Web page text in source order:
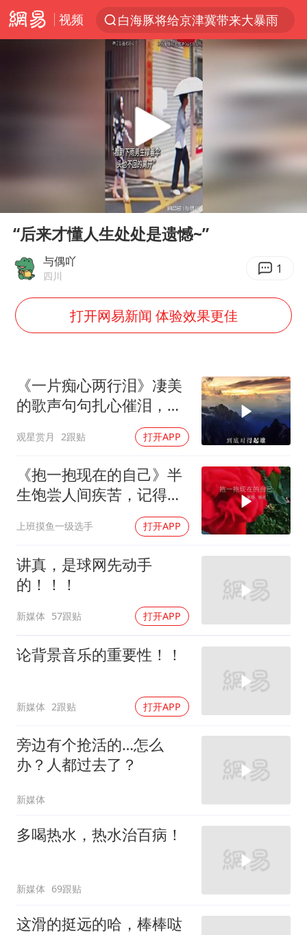
视频
白海豚将给京津冀带来大暴雨
上半年我国经营主体结构持续优化
杭州机场已取消航班388架次
中国籍豪华游艇富商之子在泰国被杀
王艺迪无缘横滨赛决赛
《披荆斩棘2026》阵容官宣
中国第1高楼阻尼器摆动明显
2025年小学教师减少13.19万
女子发现前夫婚内与第三者育子
笔试第一被劝弃考涉事副校长被撤职
构建更高水平的全民健身公共服务体系
灌溉水坝被隔成鱼塘 村民投诉20余年
奋力开创中国式现代化建设新局面
Play
“后来才懂人生处处是遗憾~”
与偶吖
四川 1
打开网易新闻 体验效果更佳
《一片痴心两行泪》凄美
的歌声句句扎心催泪，伤
观星赏月 2跟贴 打开APP
《抱一抱现在的自己》半
生饱尝人间疾苦，记得好
上班摸鱼一级选手 打开APP
讲真，是球网先动手
的！！！
新媒体 57跟贴 打开APP
论背景音乐的重要性！！
新媒体 2跟贴 打开APP
旁边有个抢活的…怎么
办？人都过去了？
新媒体
多喝热水，热水治百病！
新媒体 69跟贴
这滑的挺远的哈，棒棒哒